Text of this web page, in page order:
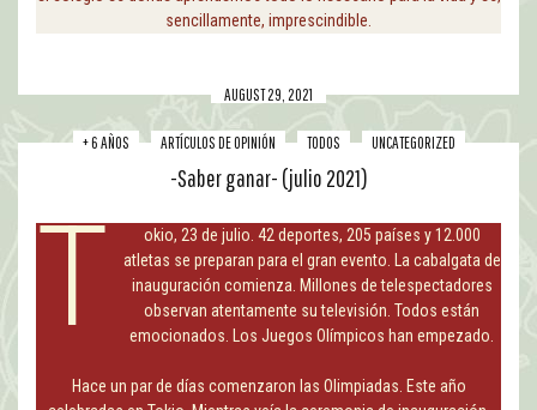
AUGUST 29, 2021
sencillamente, imprescindible.
+ 6 AÑOS ARTÍCULOS DE OPINIÓN TODOS UNCATEGORIZED
-Saber ganar- (julio 2021)
T
okio, 23 de julio. 42 deportes, 205 países y 12.000
atletas se preparan para el gran evento. La cabalgata de
inauguración comienza. Millones de telespectadores
observan atentamente su televisión. Todos están
emocionados. Los Juegos Olímpicos han empezado.
Hace un par de días comenzaron las Olimpiadas. Este año